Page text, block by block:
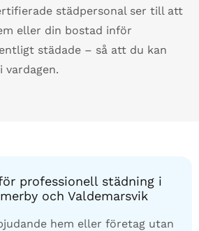
städpersonal ser till att
eller din bostad inför
städade – så att du kan
vardagen.
professionell städning i
och Valdemarsvik
hem eller företag utan